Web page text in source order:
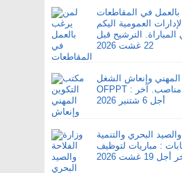
في المقاطعات
العمومية اليكم
الترشيح قبل
22 غشت 2026
وإنعاش الشغل
OFPPT : مباريات لتوظيف 91 مناصب. آخر
أجل 6 شتنبر 2026
البحري والتنمية
: مباريات لتوظيف